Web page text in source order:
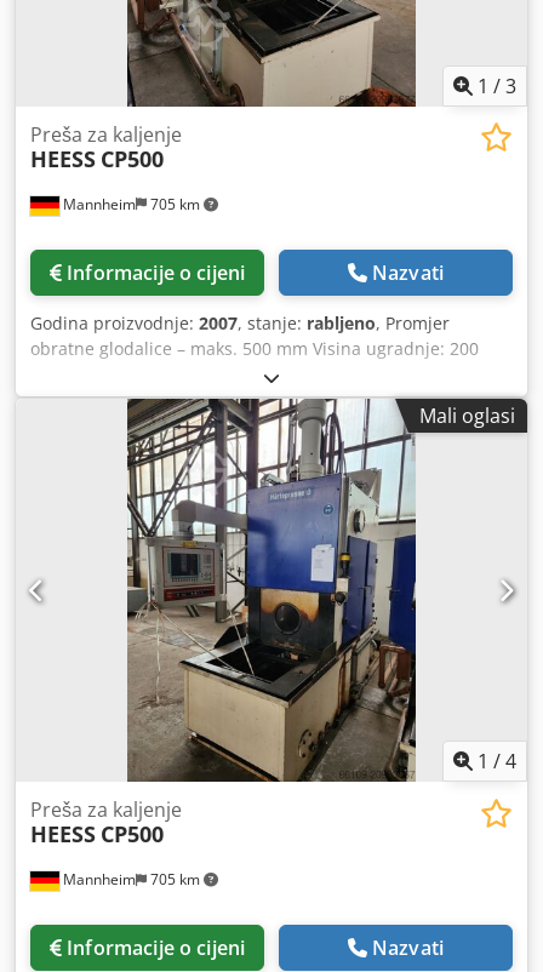
1 /3
Mannheim 705 km
Preša za kaljenje
HEESS CP500
Informacije o cijeni Nazvati
Godina proizvodnje: 2007, stanje: rabljeno, Promjer
obratne glodalice – maks. 500 mm Visina ugradnje: 200
mm Visina obratka – maks. 200 mm Upravljački sustav:
Siemens Simatic MultiPanel Masa stroja: cca 6 t Potrebna
površina: cca 4000x1700x3250 mm Maksimalni vanjski
promjer obratka: 500 mm Maksimalna visina obratka: 200
mm Minimalni unutarnji promjer obratka: 60 mm Snaga
držanja unutarnjeg pritisnog prstena: 120 kN Snaga
držanja vanjskog pritisnog prstena: 240 kN Snaga širenja
rastezne osovine: 60 kN Snaga izbacivanja: 800 kN Snaga
pumpe za protok ulja za kaljenje (osnovna oprema): 750
l/min Crsdsyan N Sjpfx Aptjf Kapacitet spremnika za ulje za
kaljenje: cca 2000 litara Kapacitet spremnika za hidrauličko
ulje: 400 litara Radni tlak pneumatskog sustava: 6 bara
Mali oglasi
1 /4
Mannheim 705 km
Preša za kaljenje
HEESS CP500
Informacije o cijeni Nazvati